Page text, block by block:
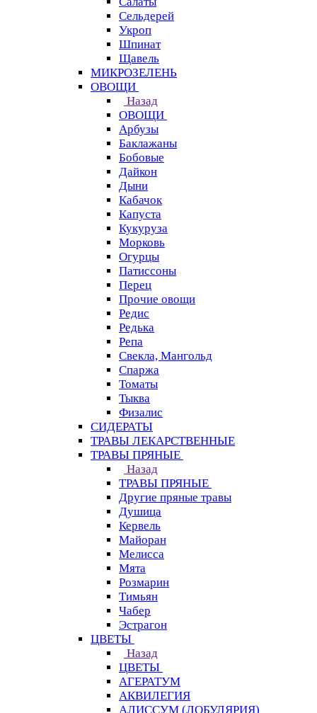
Сельдерей
Укроп
Шпинат
Щавель
МИКРОЗЕЛЕНЬ
ОВОЩИ
Назад
ОВОЩИ
Арбузы
Баклажаны
Бобовые
Дайкон
Дыни
Кабачок
Капуста
Кукуруза
Морковь
Огурцы
Патиссоны
Перец
Прочие овощи
Редис
Редька
Репа
Свекла, Мангольд
Спаржа
Томаты
Тыква
Физалис
СИДЕРАТЫ
ТРАВЫ ЛЕКАРСТВЕННЫЕ
ТРАВЫ ПРЯНЫЕ
Назад
ТРАВЫ ПРЯНЫЕ
Другие пряные травы
Душица
Кервель
Майоран
Мелисса
Мята
Розмарин
Тимьян
Чабер
Эстрагон
ЦВЕТЫ
Назад
ЦВЕТЫ
АГЕРАТУМ
АКВИЛЕГИЯ
АЛИССУМ (ЛОБУЛЯРИЯ)